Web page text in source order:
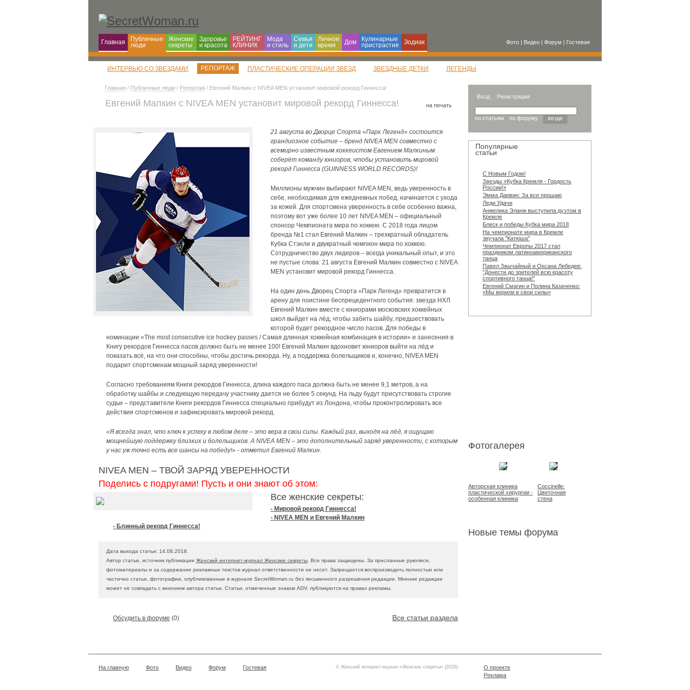
Главная
Публичные
люди
Женские
секреты
Здоровье
и красота
РЕЙТИНГ
КЛИНИК
Мода
и cтиль
Семья
и дети
Личное
время
Дом
Кулинарные
пристрастия
Зодиак Фото | Видео | Форум | Гостевая
ИНТЕРВЬЮ СО ЗВЕЗДАМИ РЕПОРТАЖ ПЛАСТИЧЕСКИЕ ОПЕРАЦИИ ЗВЕЗД ЗВЕЗДНЫЕ ДЕТКИ ЛЕГЕНДЫ
Главная / Публичные люди / Репортаж / Евгений Малкин с NIVEA MEN установит мировой рекорд Гиннесса!
Евгений Малкин с NIVEA MEN установит мировой рекорд Гиннесса! на печать
21 августа во Дворце Спорта «Парк Легенд» состоится
грандиозное событие – бренд NIVEA MEN совместно с
всемирно известным хоккеистом Евгением Малкиным
соберёт команду юниоров, чтобы установить мировой
рекорд Гиннесса (GUINNESS WORLD RECORDS)!
Миллионы мужчин выбирают NIVEA MEN, ведь уверенность в
себе, необходимая для ежедневных побед, начинается с ухода
за кожей. Для спортсмена уверенность в себе особенно важна,
поэтому вот уже более 10 лет NIVEA MEN – официальный
спонсор Чемпионата мира по хоккею. С 2018 года лицом
бренда №1 стал Евгений Малкин – трехкратный обладатель
Кубка Стэнли и двукратный чемпион мира по хоккею.
Сотрудничество двух лидеров – всегда уникальный опыт, и это
не пустые слова: 21 августа Евгений Малкин совместно с NIVEA
MEN установит мировой рекорд Гиннесса.
На один день Дворец Спорта «Парк Легенд» превратится в
арену для поистине беспрецедентного события: звезда НХЛ
Евгений Малкин вместе с юниорами московских хоккейных
школ выйдет на лёд, чтобы забить шайбу, предшествовать
которой будет рекордное число пасов. Для победы в
номинации «The most consecutive ice hockey passes / Самая длинная хоккейная комбинация в истории» и занесения в
Книгу рекордов Гиннесса пасов должно быть не менее 100! Евгений Малкин вдохновит юниоров выйти на лёд и
показать всё, на что они способны, чтобы достичь рекорда. Ну, а поддержка болельщиков и, конечно, NIVEA MEN
подарит спортсменам мощный заряд уверенности!
Согласно требованиям Книги рекордов Гиннесса, длина каждого паса должна быть не менее 9,1 метров, а на
обработку шайбы и следующую передачу участнику дается не более 5 секунд. На льду будут присутствовать строгие
судьи – представители Книги рекордов Гиннесса специально прибудут из Лондона, чтобы проконтролировать все
действия спортсменов и зафиксировать мировой рекорд.
«Я всегда знал, что ключ к успеху в любом деле – это вера в свои силы. Каждый раз, выходя на лёд, я ощущаю
мощнейшую поддержку близких и болельщиков. А NIVEA MEN – это дополнительный заряд уверенности, с которым
у нас уж точно есть все шансы на победу!» - отметил Евгений Малкин.
NIVEA MEN – ТВОЙ ЗАРЯД УВЕРЕННОСТИ
Поделись с подругами! Пусть и они знают об этом:
Все женские секреты:
- Мировой рекорд Гиннесса!
- NIVEA MEN и Евгений Малкин
- Блинный рекорд Гиннесса!
Дата выхода статьи: 14.08.2018.
Автор статьи, источник публикации Женский интернет-журнал Женские секреты . Все права защищены. За присланные рукописи,
фотоматериалы и за содержание рекламных текстов журнал ответственности не несет. Запрещается воспроизводить полностью или
частично статьи, фотографии, опубликованные в журнале SecretWoman.ru без письменного разрешения редакции. Мнение редакции
может не совпадать с мнением автора статьи. Статьи, отмеченные знаком ADV, публикуются на правах рекламы.
Обсудить в форуме (0) Все статьи раздела
Вход Регистрация
по статьям по форуму везде
Популярные
статьи
С Новым Годом!
Звезды «Кубка Кремля - Гордость
России!»
Эмма Дарвин: За все прощаю
Леди Удачи
Анжелика Эланж выступила дуэтом в
Кремле
Блеск и победы Кубка мира 2018
На чемпионате мира в Кремле
звучала "Катюша"
Чемпионат Европы 2017 стал
праздником латиноамериканского
танца
Павел Звычайный и Оксана Лебедев:
"Донести до зрителей всю красоту
спортивного танца!"
Евгений Смагин и Полина Казаченко:
«Мы верили в свои силы»
Фотогалерея
Авторская клиника
пластической хирургии -
особенная клиника
Coccinelle:
Цветочная
стена
Новые темы форума
На главную Фото Видео Форум Гостевая © Женский интернет-журнал «Женские секреты» (2026)
О проекте
Реклама